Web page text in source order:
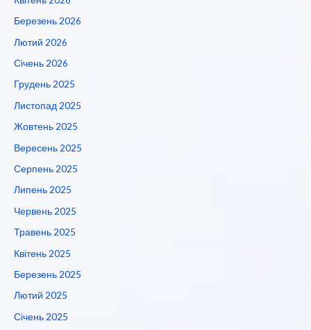
Березень 2026
Лютий 2026
Січень 2026
Грудень 2025
Листопад 2025
Жовтень 2025
Вересень 2025
Серпень 2025
Липень 2025
Червень 2025
Травень 2025
Квітень 2025
Березень 2025
Лютий 2025
Січень 2025